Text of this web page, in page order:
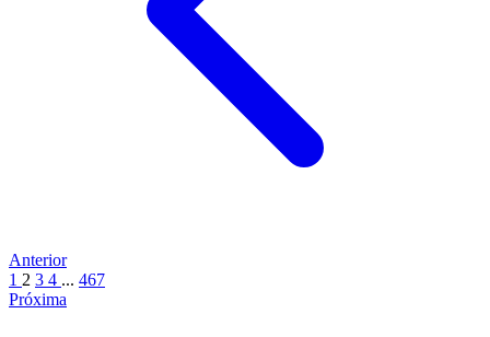
Anterior
1 2 3 4 ... 467
Próxima